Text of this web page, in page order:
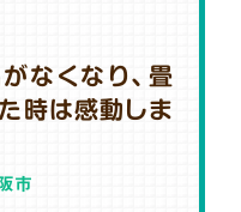
なくなり、畳
時は感動しま
市